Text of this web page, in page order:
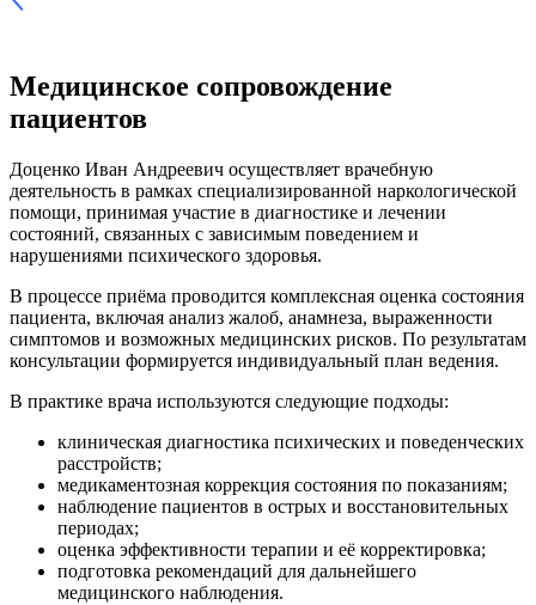
Медицинское сопровождение
пациентов
Доценко Иван Андреевич осуществляет врачебную
деятельность в рамках специализированной наркологической
помощи, принимая участие в диагностике и лечении
состояний, связанных с зависимым поведением и
нарушениями психического здоровья.
В процессе приёма проводится комплексная оценка состояния
пациента, включая анализ жалоб, анамнеза, выраженности
симптомов и возможных медицинских рисков. По результатам
консультации формируется индивидуальный план ведения.
В практике врача используются следующие подходы:
клиническая диагностика психических и поведенческих
расстройств;
медикаментозная коррекция состояния по показаниям;
наблюдение пациентов в острых и восстановительных
периодах;
оценка эффективности терапии и её корректировка;
подготовка рекомендаций для дальнейшего
медицинского наблюдения.